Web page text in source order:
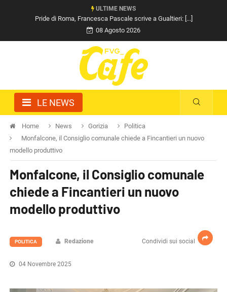
ULTIME NEWS
Pride di Roma, Francesca Pascale scrive a Gualtieri: [...]
08 Agosto 2026
LE NEWS
Home News Gorizia
Politica
Monfalcone, il Consiglio comunale chiede a Fincantieri un nuovo
modello produttivo
Monfalcone, il Consiglio comunale
chiede a Fincantieri un nuovo
modello produttivo
Condividi sui social
POLITICA Redazione
04 Novembre 2025